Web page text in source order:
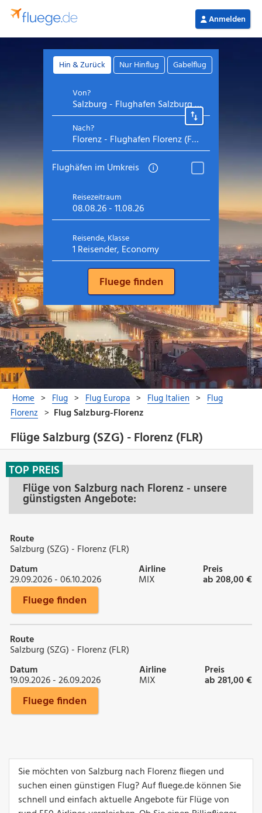
Flüge Salzburg (SZG) - Florenz (FLR)
Flüge von Salzburg nach Florenz - unsere
günstigsten Angebote:
TOP PREIS
Route
Salzburg (SZG) - Florenz (FLR)
Datum
29.09.2026 - 06.10.2026
Airline
MIX
Preis
ab 208,00 €
Fluege finden
Route
Salzburg (SZG) - Florenz (FLR)
Datum
19.09.2026 - 26.09.2026
Airline
MIX
Preis
ab 281,00 €
Fluege finden
Sie möchten von Salzburg nach Florenz fliegen und
suchen einen günstigen Flug? Auf fluege.de können Sie
schnell und einfach aktuelle Angebote für Flüge von